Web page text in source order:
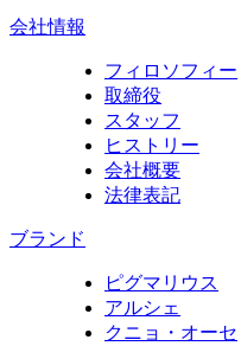
会社情報
フィロソフィー
取締役
スタッフ
ヒストリー
会社概要
法律表記
ブランド
ピグマリウス
アルシェ
クニョ・オーセ